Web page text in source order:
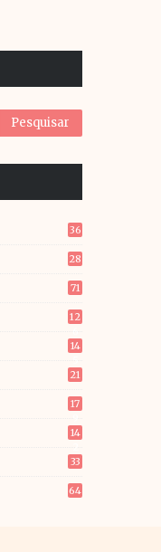
36
28
71
12
14
21
17
14
33
64